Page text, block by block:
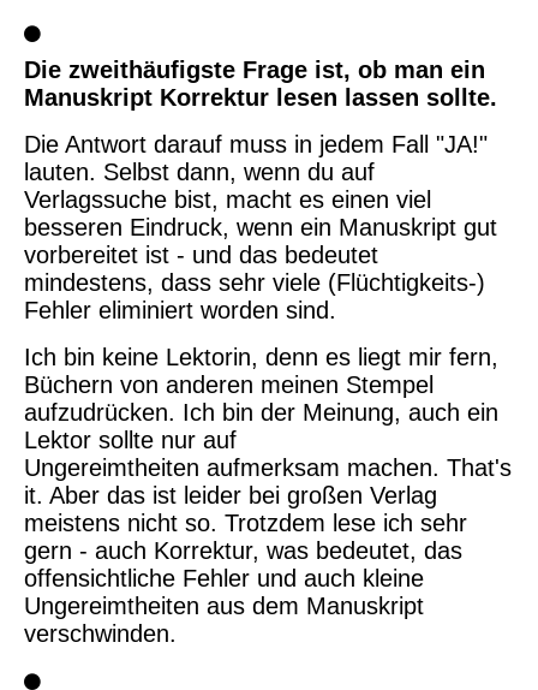
Die zweithäufigste Frage ist, ob man ein
Manuskript Korrektur lesen lassen sollte.
Die Antwort darauf muss in jedem Fall "JA!"
lauten. Selbst dann, wenn du auf
Verlagssuche bist, macht es einen viel
besseren Eindruck, wenn ein Manuskript gut
vorbereitet ist - und das bedeutet
mindestens, dass sehr viele (Flüchtigkeits-)
Fehler eliminiert worden sind.
Ich bin keine Lektorin, denn es liegt mir fern,
Büchern von anderen meinen Stempel
aufzudrücken. Ich bin der Meinung, auch ein
Lektor sollte nur auf
Ungereimtheiten aufmerksam machen. That's
it. Aber das ist leider bei großen Verlag
meistens nicht so. Trotzdem lese ich sehr
gern - auch Korrektur, was bedeutet, das
offensichtliche Fehler und auch kleine
Ungereimtheiten aus dem Manuskript
verschwinden.